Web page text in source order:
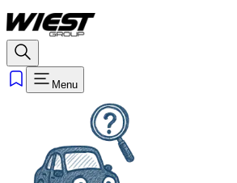
Menu